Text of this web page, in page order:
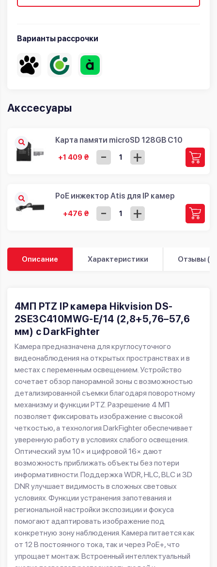
Варианты рассрочки
Акссесуары
Карта памяти microSD 128GB C10
+1 409 ₴ - +
PoE инжектор Atis для IP камер
+476 ₴ - +
Описание Характеристики Отзывы (0)
4МП PTZ IP камера Hikvision DS-
2SE3C410MWG-E/14 (2,8+5,76–57,6
мм) с DarkFighter
Камера предназначена для круглосуточного
видеонаблюдения на открытых пространствах и в
местах с переменным освещением. Устройство
сочетает обзор панорамной зоны с возможностью
детализированной съемки благодаря поворотному
механизму и функции PTZ. Разрешение 4 МП
позволяет фиксировать изображение с высокой
четкостью, а технология DarkFighter обеспечивает
уверенную работу в условиях слабого освещения.
Оптический зум 10× и цифровой 16× дают
возможность приближать объекты без потери
информативности. Поддержка WDR, HLC, BLC и 3D
DNR улучшает видимость в сложных световых
условиях. Функции устранения запотевания и
региональной настройки экспозиции и фокуса
помогают адаптировать изображение под
конкретную зону наблюдения. Камера питается как
от 12 В постоянного тока, так и через PoE+, что
упрощает монтаж. Встроенный интеллектуальный